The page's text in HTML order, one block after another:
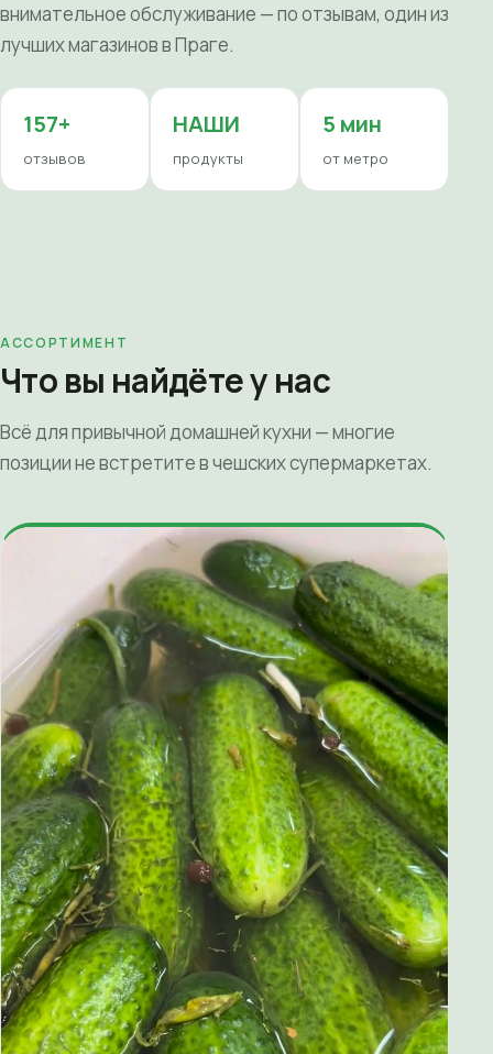
внимательное обслуживание — по отзывам, один из
лучших магазинов в Праге.
157+
отзывов
НАШИ
продукты
5 мин
от метро
АССОРТИМЕНТ
Что вы найдёте у нас
Всё для привычной домашней кухни — многие
позиции не встретите в чешских супермаркетах.